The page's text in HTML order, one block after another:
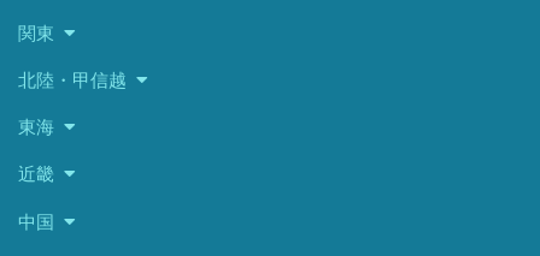
関東
北陸・甲信越
東海
近畿
中国